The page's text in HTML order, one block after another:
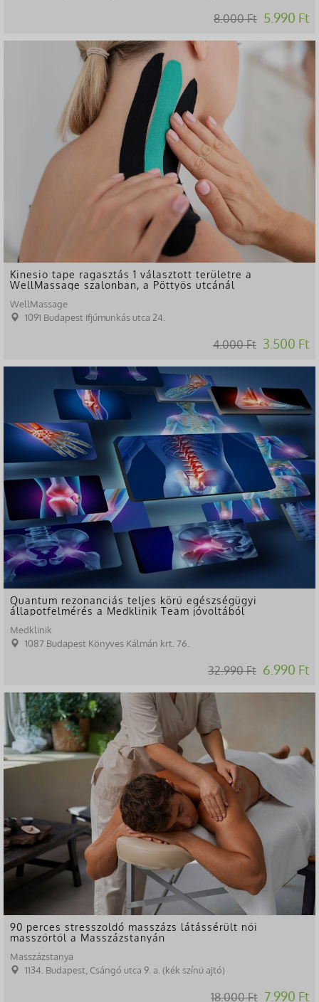
8.000 Ft 5.990 Ft
Kinesio tape ragasztás 1 választott területre a
WellMassage szalonban, a Pöttyös utcánál
WellMassage
1091 Budapest Ifjúmunkás utca 24.
4.000 Ft 3.500 Ft
Quantum rezonanciás teljes körű egészségügyi
állapotfelmérés a Medklinik Team jóvoltából
Medklinik
1087 Budapest Könyves Kálmán krt. 76.
32.990 Ft 6.990 Ft
-56%
90 perces stresszoldó masszázs látássérült női
masszőrtől a Masszázstanyán
Masszázstanya
1134. Budapest, Csángó utca 9. a. (kék színű ajtó)
18.000 Ft 7.990 Ft